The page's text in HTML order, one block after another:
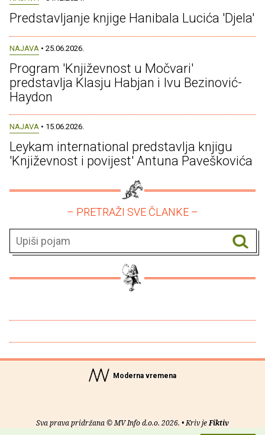
Predstavljanje knjige Hanibala Lucića 'Djela'
NAJAVA • 25.06.2026.
Program 'Književnost u Močvari'
predstavlja Klasju Habjan i Ivu Bezinović-
Haydon
NAJAVA • 15.06.2026.
Leykam international predstavlja knjigu
'Književnost i povijest' Antuna Paveškovića
– PRETRAŽI SVE ČLANKE –
Moderna vremena
Sva prava pridržana © MV Info d.o.o. 2026. • Kriv jeFiktiv